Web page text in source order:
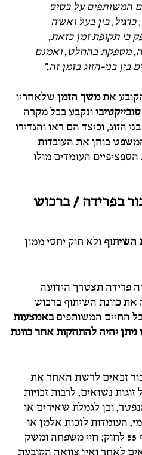
המשותפים על בסיס
בין בעל ואשה
כי תקופת זמן כזאת,
מספקת בהחלט, ואמנם
בני-הזוג בזמן זה."
אתמשך הזמן שלאחריו
ונקבע בכל מקרה
הזוג, וכיצד הם ראו והגדירו
בוחן את העובדות
העומדים מולו
בפרידה / ברכוש
השיתוף ולא חוק יחסי ממון
פרידה תצטרך הידועה
את כוונת השיתוף ברכוש
כל החיים המשותפיםבאמצעות
ניתן יהיה להתחקות אחר כוונת
זכאים לרשת האחד את
נשואים, לרבות זכויות
וכן לגמלת שאירים או
העומדות לזכות אלמן או
אלמנה, בהתאם לתנאי סעיף 55 לחוק; חיי משפחה ומשק
לאחר ואין צוואה הקובעת